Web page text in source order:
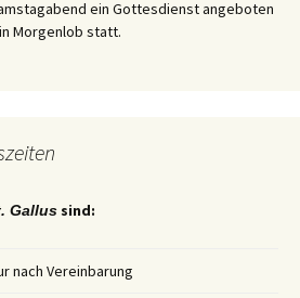
ein Gottesdienst angeboten
Morgenlob statt.
Gallus sind:
nach Vereinbarung